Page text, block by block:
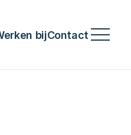
bijContact